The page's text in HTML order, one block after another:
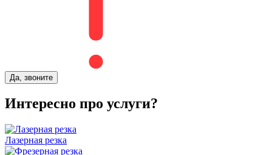
Да, звоните
Интересно про услуги?
Лазерная резка